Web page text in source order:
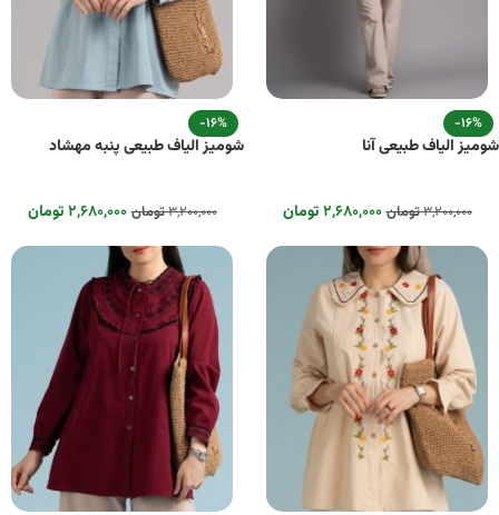
-16%
شومیز الیاف طبیعی آنا
۳,۲۰۰,۰۰۰تومان ۲,۶۸۰,۰۰۰ تومان
-16%
شومیز الیاف طبیعی پنبه مهشاد
۳,۲۰۰,۰۰۰تومان ۲,۶۸۰,۰۰۰ تومان